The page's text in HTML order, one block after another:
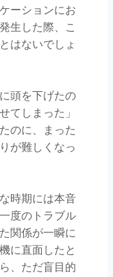
ーションにお
生した際、こ
はないでしょ
頭を下げたの
てしまった」
のに、まった
が難しくなっ
時期には本音
度のトラブル
関係が一瞬に
に直面したと
、ただ盲目的